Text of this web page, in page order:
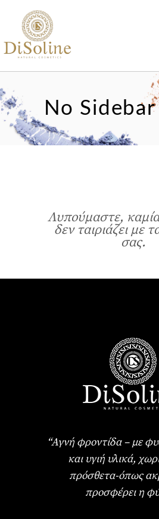
Δεν υπάρχουν
No Sidebar
Λυπούμαστε,
δεν ταιριάζει με
σας.
“Αγνή φροντίδα – με
και υγιή υλικά,
πρόσθετα-όπως
προσφέρει η